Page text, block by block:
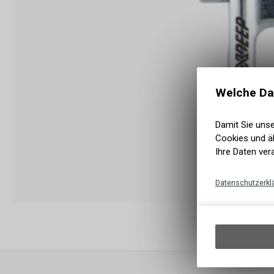
Welche
Damit Sie
Cookies und
Ihre Daten